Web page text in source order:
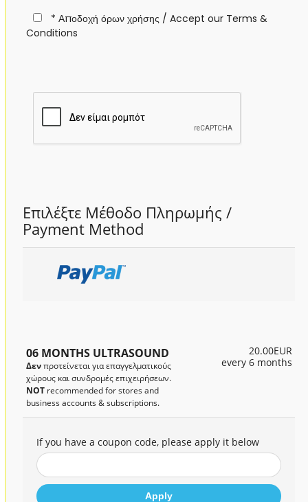
* Αποδοχή όρων χρήσης / Accept our Terms &
Conditions
Επιλέξτε Μέθοδο Πληρωμής /
Payment Method
06 MONTHS ULTRASOUND
Δενπροτείνεται για επαγγελματικούς
χώρους και συνδρομές επιχειρήσεων.
NOT recommended for stores and
business accounts & subscriptions.
20.00EUR
every 6 months
If you have a coupon code, please apply it below
Apply